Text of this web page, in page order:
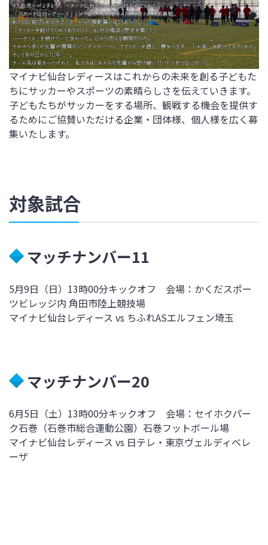
マイナビ仙台レディースはこれからの未来を創る子どもた
ちにサッカーやスポーツの素晴らしさを伝えていきます。
子どもたちがサッカーをする場所、観戦する機会を提供す
るためにご協賛いただける企業・団体様、個人様を広く募
集いたします。
対象試合
マッチナンバー11
5月9日（日）13時00分キックオフ 会場：かくだスポー
ツビレッジ内 角田市陸上競技場
マイナビ仙台レディース vs ちふれASエルフェン埼玉
マッチナンバー20
6月5日（土）13時00分キックオフ 会場：セイホクパー
ク石巻（石巻市総合運動公園）石巻フットボール場
マイナビ仙台レディース vs 日テレ・東京ヴェルディベレ
ーザ